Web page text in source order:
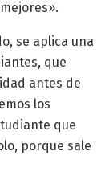
se aplica una
que
antes de
los
que
porque sale